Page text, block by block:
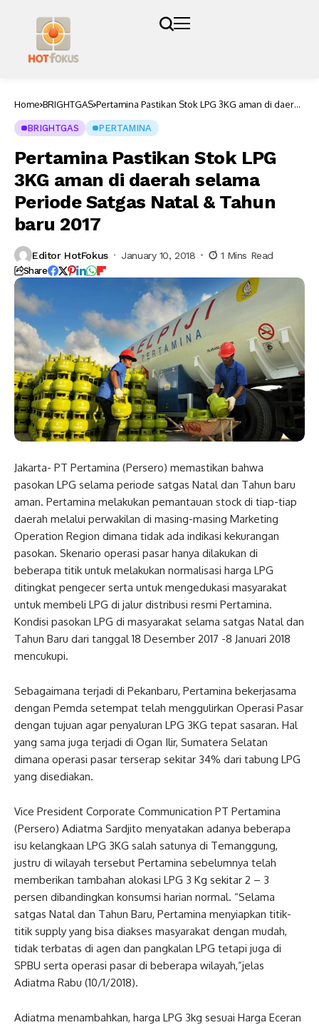
Home BRIGHTGAS Pertamina Pastikan Stok LPG 3KG aman di daerah
BRIGHTGAS PERTAMINA
Pertamina Pastikan Stok LPG
3KG aman di daerah selama
Periode Satgas Natal & Tahun
baru 2017
Editor HotFokus January 10, 2018 1 Mins Read
Share
Jakarta- PT Pertamina (Persero) memastikan bahwa
pasokan LPG selama periode satgas Natal dan Tahun baru
aman. Pertamina melakukan pemantauan stock di tiap-tiap
daerah melalui perwakilan di masing-masing Marketing
Operation Region dimana tidak ada indikasi kekurangan
pasokan. Skenario operasi pasar hanya dilakukan di
beberapa titik untuk melakukan normalisasi harga LPG
ditingkat pengecer serta untuk mengedukasi masyarakat
untuk membeli LPG di jalur distribusi resmi Pertamina.
Kondisi pasokan LPG di masyarakat selama satgas Natal dan
Tahun Baru dari tanggal 18 Desember 2017 -8 Januari 2018
mencukupi.
Sebagaimana terjadi di Pekanbaru, Pertamina bekerjasama
dengan Pemda setempat telah menggulirkan Operasi Pasar
dengan tujuan agar penyaluran LPG 3KG tepat sasaran. Hal
yang sama juga terjadi di Ogan Ilir, Sumatera Selatan
dimana operasi pasar terserap sekitar 34% dari tabung LPG
yang disediakan.
Vice President Corporate Communication PT Pertamina
(Persero) Adiatma Sardjito menyatakan adanya beberapa
isu kelangkaan LPG 3KG salah satunya di Temanggung,
justru di wilayah tersebut Pertamina sebelumnya telah
memberikan tambahan alokasi LPG 3 Kg sekitar 2 – 3
persen dibandingkan konsumsi harian normal. “Selama
satgas Natal dan Tahun Baru, Pertamina menyiapkan titik-
titik supply yang bisa diakses masyarakat dengan mudah,
tidak terbatas di agen dan pangkalan LPG tetapi juga di
SPBU serta operasi pasar di beberapa wilayah,”jelas
Adiatma Rabu (10/1/2018).
Adiatma menambahkan, harga LPG 3kg sesuai Harga Eceran